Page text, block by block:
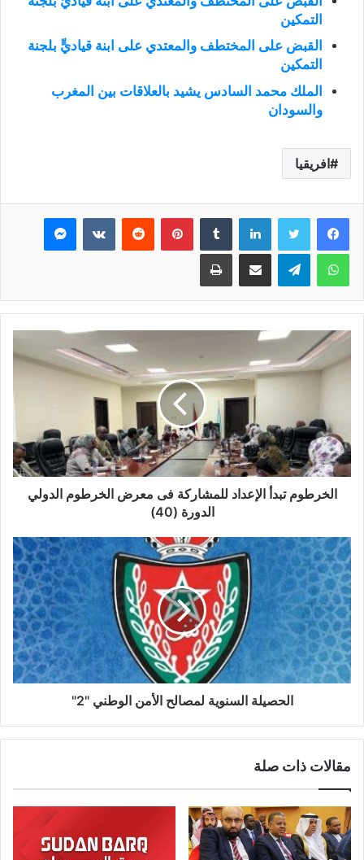
التمكين
القبض على المختطف والمعتدي على ابنة قياديٍّ بلجنة
التمكين
الملك محمد السادس يشيد بالعلاقات بين المغرب
والسودان
افريقيا
فيسبوك تويتر لينكدإن بينتيريست ماسنجر
واتساب تيلقرام مشاركة عبر البريد طباعة
الخرطوم تبدأ الإعداد للمشاركة فى معرض الخرطوم الدولي
الدورة (40)
الحصيلة السنوية لمصالح الأمن الوطني "2"
مقالات ذات صلة